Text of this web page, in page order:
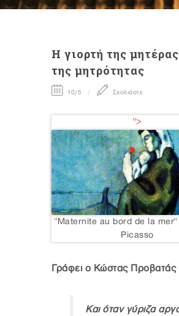
Η γιορτή της
της μητρότητας
10/5 Σχολιάστε
">
"Maternite au bord de la mer"
Picasso
Γράφει ο Κώστας Προβατάς
Και όταν γύριζα